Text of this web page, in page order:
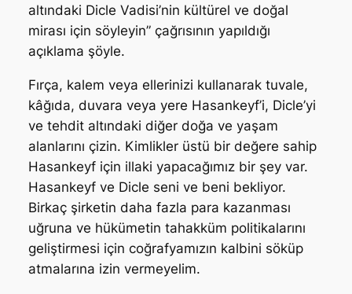
altındaki Dicle Vadisi’nin kültürel ve doğal
mirası için söyleyin” çağrısının yapıldığı
açıklama şöyle.
Fırça, kalem veya ellerinizi kullanarak tuvale,
kâğıda, duvara veya yere Hasankeyf’i, Dicle’yi
ve tehdit altındaki diğer doğa ve yaşam
alanlarını çizin. Kimlikler üstü bir değere sahip
Hasankeyf için illaki yapacağımız bir şey var.
Hasankeyf ve Dicle seni ve beni bekliyor.
Birkaç şirketin daha fazla para kazanması
uğruna ve hükümetin tahakküm politikalarını
geliştirmesi için coğrafyamızın kalbini söküp
atmalarına izin vermeyelim.